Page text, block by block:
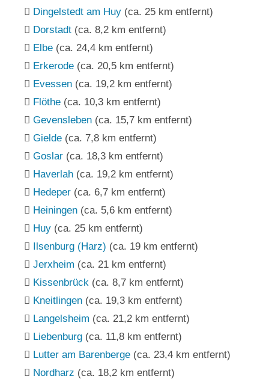
Dingelstedt am Huy (ca. 25 km entfernt)
Dorstadt (ca. 8,2 km entfernt)
Elbe (ca. 24,4 km entfernt)
Erkerode (ca. 20,5 km entfernt)
Evessen (ca. 19,2 km entfernt)
Flöthe (ca. 10,3 km entfernt)
Gevensleben (ca. 15,7 km entfernt)
Gielde (ca. 7,8 km entfernt)
Goslar (ca. 18,3 km entfernt)
Haverlah (ca. 19,2 km entfernt)
Hedeper (ca. 6,7 km entfernt)
Heiningen (ca. 5,6 km entfernt)
Huy (ca. 25 km entfernt)
Ilsenburg (Harz) (ca. 19 km entfernt)
Jerxheim (ca. 21 km entfernt)
Kissenbrück (ca. 8,7 km entfernt)
Kneitlingen (ca. 19,3 km entfernt)
Langelsheim (ca. 21,2 km entfernt)
Liebenburg (ca. 11,8 km entfernt)
Lutter am Barenberge (ca. 23,4 km entfernt)
Nordharz (ca. 18,2 km entfernt)